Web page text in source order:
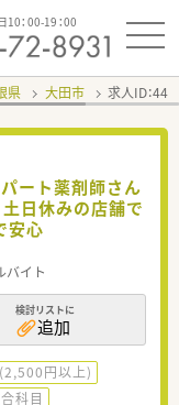
10：00-19：00
県 大田市 求人ID：
パート薬剤師さん
休みの店舗で
心
バイト
検討リストに
追加
円以上)
科目